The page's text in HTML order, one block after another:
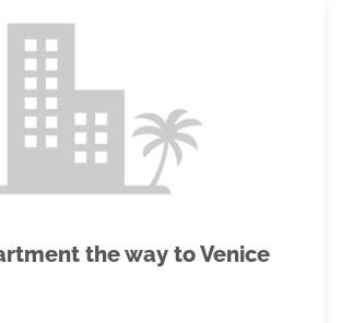
the way to Venice